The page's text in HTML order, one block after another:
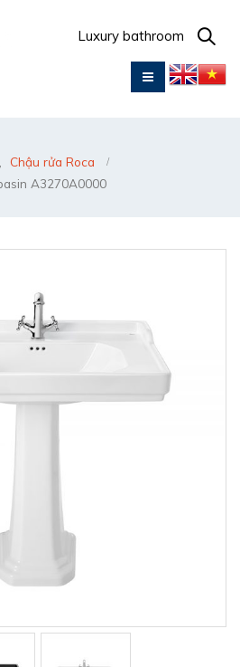
Luxury bathroom
Chậu rửa Roca
A3270A0000